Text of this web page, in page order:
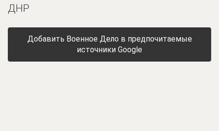
ДНР
Добавить Военное Дело в предпочитаемые
источники Google